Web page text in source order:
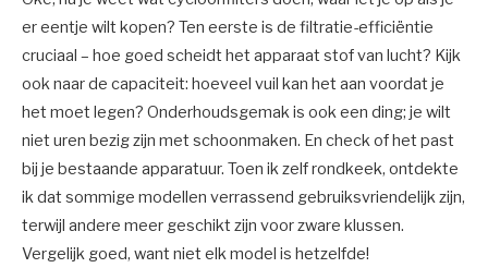
er eentje wilt kopen? Ten eerste is de filtratie-efficiëntie
cruciaal – hoe goed scheidt het apparaat stof van lucht? Kijk
ook naar de capaciteit: hoeveel vuil kan het aan voordat je
het moet legen? Onderhoudsgemak is ook een ding; je wilt
niet uren bezig zijn met schoonmaken. En check of het past
bij je bestaande apparatuur. Toen ik zelf rondkeek, ontdekte
ik dat sommige modellen verrassend gebruiksvriendelijk zijn,
terwijl andere meer geschikt zijn voor zware klussen.
Vergelijk goed, want niet elk model is hetzelfde!